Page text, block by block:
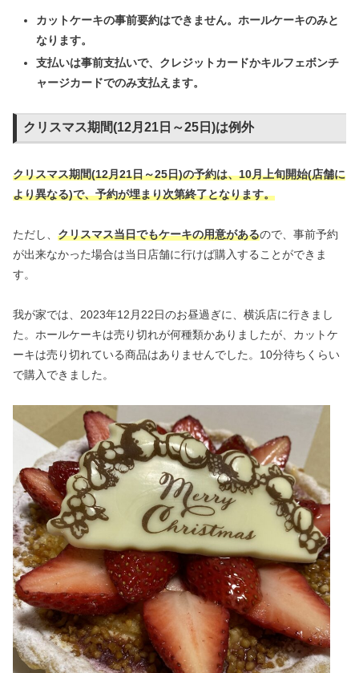
カットケーキの事前要約はできません。ホールケーキのみと
なります。
支払いは事前支払いで、クレジットカードかキルフェボンチ
ャージカードでのみ支払えます。
クリスマス期間(12月21日～25日)は例外
クリスマス期間(12月21日～25日)の予約は、10月上旬開始(店舗に
より異なる)で、予約が埋まり次第終了となります。
ただし、 クリスマス当日でもケーキの用意があるので、事前予約
が出来なかった場合は当日店舗に行けば購入することができま
す。
我が家では、2023年12月22日のお昼過ぎに、横浜店に行きまし
た。ホールケーキは売り切れが何種類かありましたが、カットケ
ーキは売り切れている商品はありませんでした。10分待ちくらい
で購入できました。